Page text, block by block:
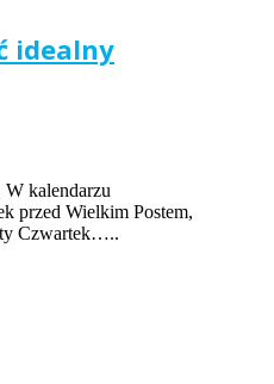
idealny
W kalendarzu
przed Wielkim Postem,
Czwartek…..